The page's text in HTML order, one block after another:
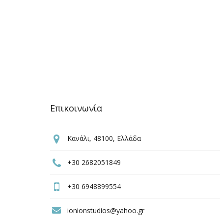
Επικοινωνία
Κανάλι, 48100, Ελλάδα
+30 2682051849
+30 6948899554
ionionstudios@yahoo.gr